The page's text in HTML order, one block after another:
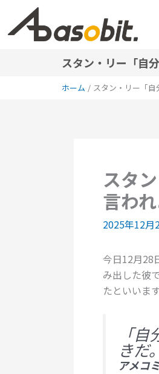
を
スタン・リー「自
ホーム スタン・リー「
スタ
言わ
2025年12月
今日12月28
み出した彼
たといいます
「
きだ
アメコ